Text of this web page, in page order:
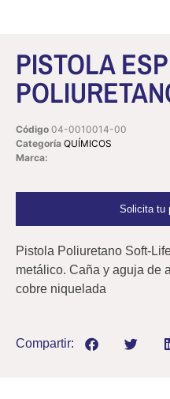
PISTOLA
Código 04-0010014-00
Categoría QUÍMICOS
Marca:
Solicita tu
Pistola Poliuretano Soft-
metálico. Caña y aguja de
cobre niquelada
Compartir: